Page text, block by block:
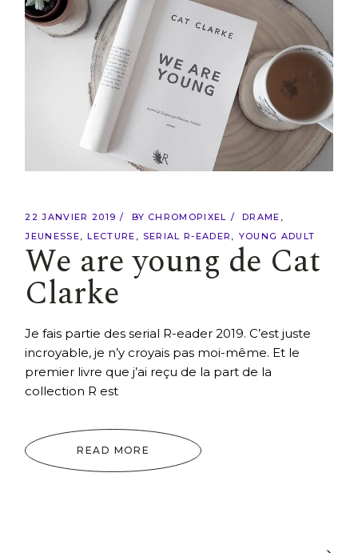
22 JANVIER 2019 BY CHROMOPIXEL
DRAME
JEUNESSE
LECTURE SERIAL R-EADER YOUNG ADULT
We are young de Cat
Clarke
Je fais partie des serial R-eader 2019. C’est juste
incroyable, je n’y croyais pas moi-même. Et le
premier livre que j’ai reçu de la part de la
collection R est
READ MORE